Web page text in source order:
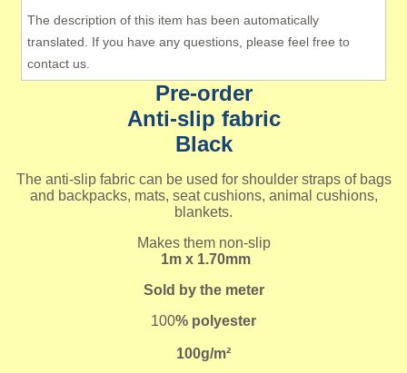
The description of this item has been automatically
translated. If you have any questions, please feel free to
contact us.
Pre-order
Anti-slip fabric
Black
The anti-slip fabric can be used for shoulder straps of bags
and backpacks, mats, seat cushions, animal cushions,
blankets.
Makes them non-slip
1m x 1.70mm
Sold by the meter
100% polyester
100g/m²